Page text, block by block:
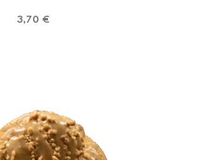
3,70 €